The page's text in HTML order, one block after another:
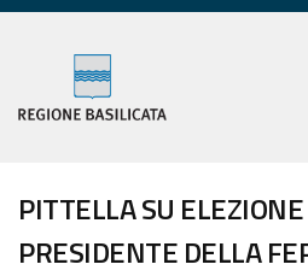
PITTELLA SU
PRESIDENTE DELLA